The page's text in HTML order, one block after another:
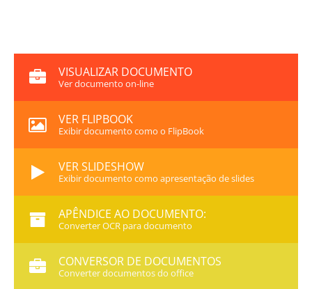
VISUALIZAR DOCUMENTO
Ver documento on-line
VER FLIPBOOK
Exibir documento como o FlipBook
VER SLIDESHOW
Exibir documento como apresentação de slides
APÊNDICE AO DOCUMENTO:
Converter OCR para documento
CONVERSOR DE DOCUMENTOS
Converter documentos do office